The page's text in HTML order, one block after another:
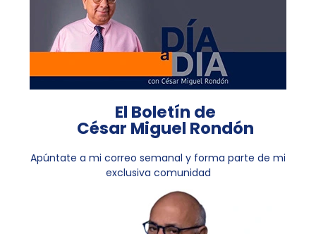
El Boletín de
César Miguel Rondón
Apúntate a mi correo semanal y forma parte de mi
exclusiva comunidad